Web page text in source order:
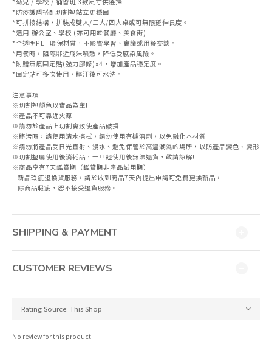
*防疫護盾搭配切割墊站立更穩固
*可拼接結構，拼裝成雙人/三人/四人桌或可無限延伸長度。
*適用:辦公室、學校 (亦可用於餐廳、美食街)
*全透明PET環保材質，不影響學習、會議或用餐交談。
*用餐時，阻隔鄰近飛沫噴散，降低受感染風險。
*附贈無痕固定貼(強力膠條)x4，增加產品穩定度。
*固定貼可多次使用，髒汙後可水洗。
注意事項
※切割墊顏色以實品為主!
※產品不可靠近火源
※請勿於產品上切割會致使產品破損
※髒污時，請使用清水擦拭，請勿使用有機溶劑，以免融化本材質
※請勿將產品受日光直射、浸水、避免保管於高溫潮濕的場所，以防產品變色、變形
※切割墊屬使用後消耗品，一旦經使用後無法退貨，敬請諒解!
※商品享有7天鑑賞期（鑑賞期非產品試用期）
新品瑕疵退換貨服務，請於收到商品7天內提出申請可免費更換新品，
除商品瑕疵，恕不接受退貨服務。
SHIPPING & PAYMENT
CUSTOMER REVIEWS
No review for this product